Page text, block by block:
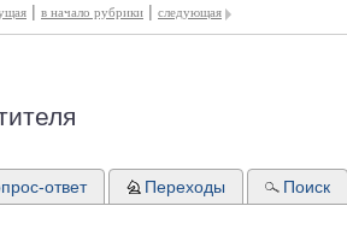
| в начало рубрики | следующая
ответ Переходы Поиск